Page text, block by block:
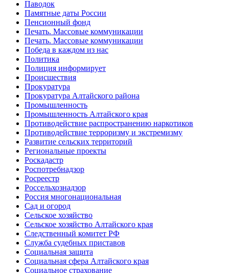
Паводок
Памятные даты России
Пенсионный фонд
Печать. Массовые коммуникации
Печать. Массовые коммуникации
Победа в каждом из нас
Политика
Полиция информирует
Происшествия
Прокуратура
Прокуратура Алтайского района
Промышленность
Промышленность Алтайского края
Противодействие распространению наркотиков
Противодействие терроризму и экстремизму
Развитие сельских территорий
Региональные проекты
Роскадастр
Роспотребнадзор
Росреестр
Россельхознадзор
Россия многонациональная
Сад и огород
Сельское хозяйство
Сельское хозяйство Алтайского края
Следственный комитет РФ
Служба судебных приставов
Социальная защита
Социальная сфера Алтайского края
Социальное страхование